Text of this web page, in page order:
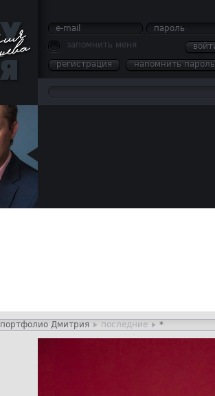
e-mail
пароль
запомнить меня
регистрация
напомнить пароль
портфолио Дмитрия последние *